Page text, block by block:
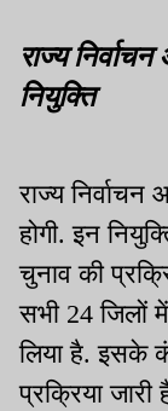
राज्य
नियुक्ति
राज्य
होगी. इन
चुनाव की
सभी 24 जिलों
लिया है. इसके
प्रक्रिया जारी